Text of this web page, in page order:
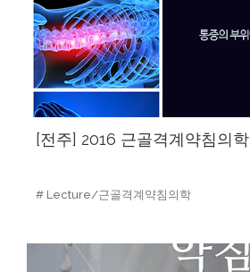
[전주] 2016 근골격계약침의학
# Lecture/근골격계약침의학